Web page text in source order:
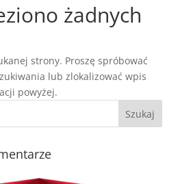
żadnych
strony. Proszę spróbować
lub zlokalizować wpis
powyżej.